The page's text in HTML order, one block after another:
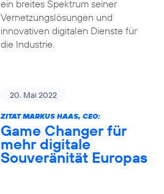
ein breites Spektrum seiner
Vernetzungslösungen und
innovativen digitalen Dienste für
die Industrie.
20. Mai 2022
ZITAT MARKUS HAAS, CEO:
Game Changer für
mehr digitale
Souveränität Europas